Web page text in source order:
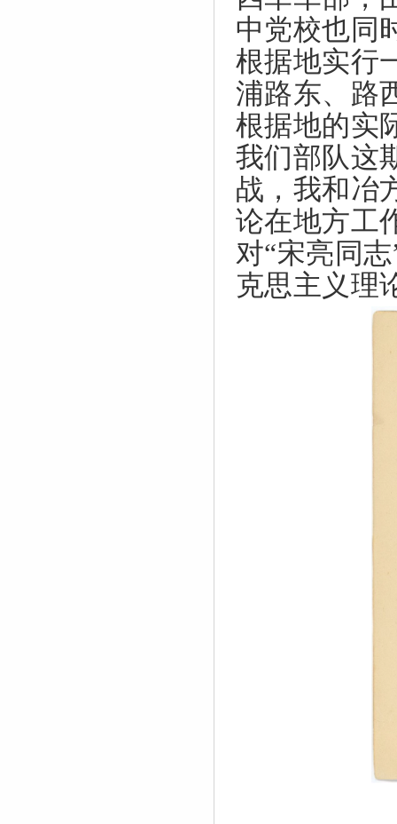
中党校也同
根据地实行
浦路东、路
根据地的实
我们部队这
战，我和冶
论在地方工
对“宋亮同
克思主义理